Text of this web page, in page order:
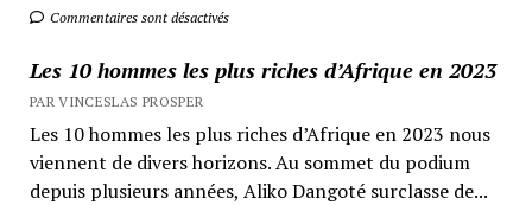
Commentaires sont désactivés
Les 10 hommes les plus riches d’Afrique en 2023
PAR VINCESLAS PROSPER
Les 10 hommes les plus riches d’Afrique en 2023 nous
viennent de divers horizons. Au sommet du podium
depuis plusieurs années, Aliko Dangoté surclasse de...